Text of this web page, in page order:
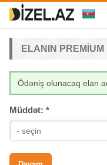
ELANIN PREMIUM
Ödəniş olunacaq elan
Müddət: *
- seçin